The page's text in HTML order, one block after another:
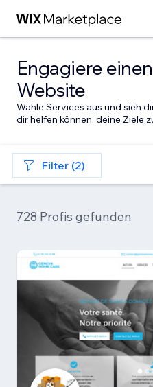
Engagiere
Website
Wähle Services aus und sieh
dir helfen können, deine Ziele
Filter (2)
728 Profis gefunden